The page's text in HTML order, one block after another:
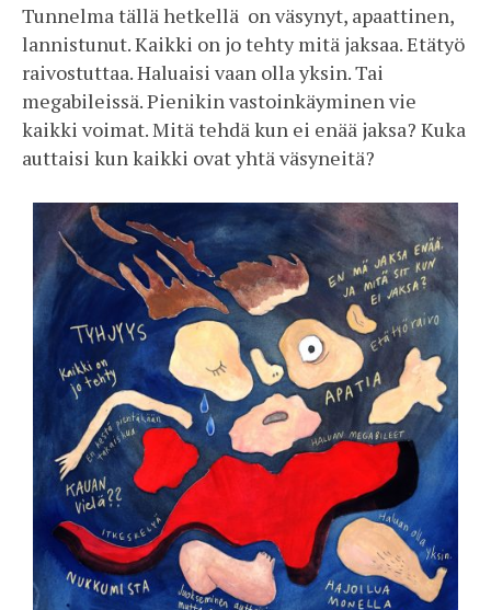
Tunnelma tällä hetkellä on väsynyt, apaattinen,
lannistunut. Kaikki on jo tehty mitä jaksaa. Etätyö
raivostuttaa. Haluaisi vaan olla yksin. Tai
megabileissä. Pienikin vastoinkäyminen vie
kaikki voimat. Mitä tehdä kun ei enää jaksa? Kuka
auttaisi kun kaikki ovat yhtä väsyneitä?